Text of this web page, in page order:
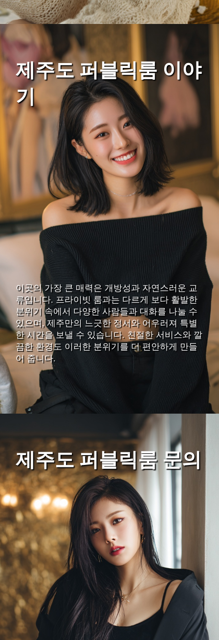
제주도 퍼블릭룸 이야
기
이곳의 가장 큰 매력은 개방성과 자연스러운 교
류입니다. 프라이빗 룸과는 다르게 보다 활발한
분위기 속에서 다양한 사람들과 대화를 나눌 수
있으며, 제주만의 느긋한 정서와 어우러져 특별
한 시간을 보낼 수 있습니다. 친절한 서비스와 깔
끔한 환경도 이러한 분위기를 더 편안하게 만들
어 줍니다.
제주도 퍼블릭룸 문의